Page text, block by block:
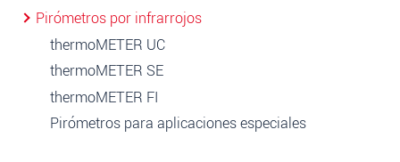
Pirómetros por infrarrojos
thermoMETER UC
thermoMETER SE
thermoMETER FI
Pirómetros para aplicaciones especiales